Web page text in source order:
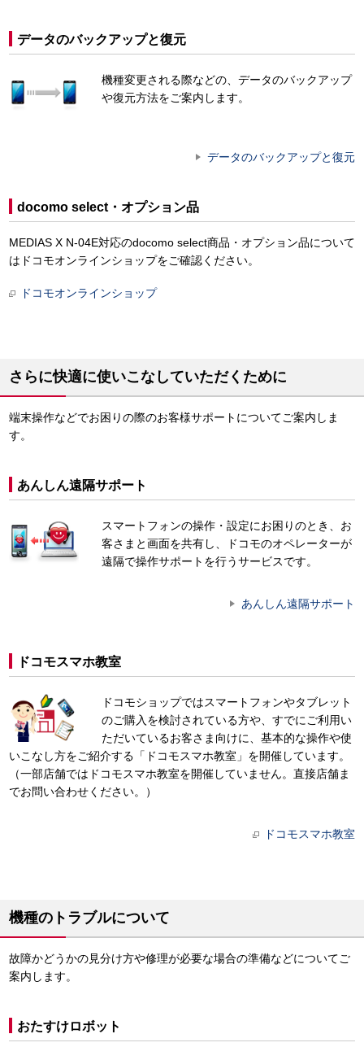
データのバックアップと復元
機種変更される際などの、データのバックアップ
や復元方法をご案内します。
データのバックアップと復元
docomo select・オプション品
MEDIAS X N-04E対応のdocomo select商品・オプション品について
はドコモオンラインショップをご確認ください。
ドコモオンラインショップ
さらに快適に使いこなしていただくために
端末操作などでお困りの際のお客様サポートについてご案内しま
す。
あんしん遠隔サポート
スマートフォンの操作・設定にお困りのとき、お
客さまと画面を共有し、ドコモのオペレーターが
遠隔で操作サポートを行うサービスです。
あんしん遠隔サポート
ドコモスマホ教室
ドコモショップではスマートフォンやタブレット
のご購入を検討されている方や、すでにご利用い
ただいているお客さま向けに、基本的な操作や使
いこなし方をご紹介する「ドコモスマホ教室」を開催しています。
（一部店舗ではドコモスマホ教室を開催していません。直接店舗ま
でお問い合わせください。）
ドコモスマホ教室
機種のトラブルについて
故障かどうかの見分け方や修理が必要な場合の準備などについてご
案内します。
おたすけロボット